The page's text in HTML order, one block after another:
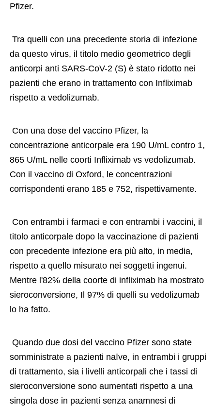
Pfizer.
da questo virus, il titolo medio geometrico degli
anticorpi anti SARS-CoV-2 (S) è stato ridotto nei
pazienti che erano in trattamento con Infliximab
rispetto a vedolizumab.
concentrazione anticorpale era 190 U/mL contro 1,
865 U/mL nelle coorti Infliximab vs vedolizumab.
Con il vaccino di Oxford, le concentrazioni
corrispondenti erano 185 e 752, rispettivamente.
titolo anticorpale dopo la vaccinazione di pazienti
con precedente infezione era più alto, in media,
rispetto a quello misurato nei soggetti ingenui.
Mentre l'82% della coorte di infliximab ha mostrato
sieroconversione, Il 97% di quelli su vedolizumab
lo ha fatto.
somministrate a pazienti naïve, in entrambi i gruppi
di trattamento, sia i livelli anticorpali che i tassi di
sieroconversione sono aumentati rispetto a una
singola dose in pazienti senza anamnesi di